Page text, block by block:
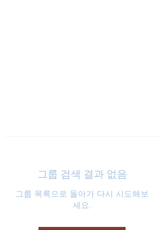
그룹 검색 결과 없음
그룹 목록으로 돌아가 다시 시도해보
세요.